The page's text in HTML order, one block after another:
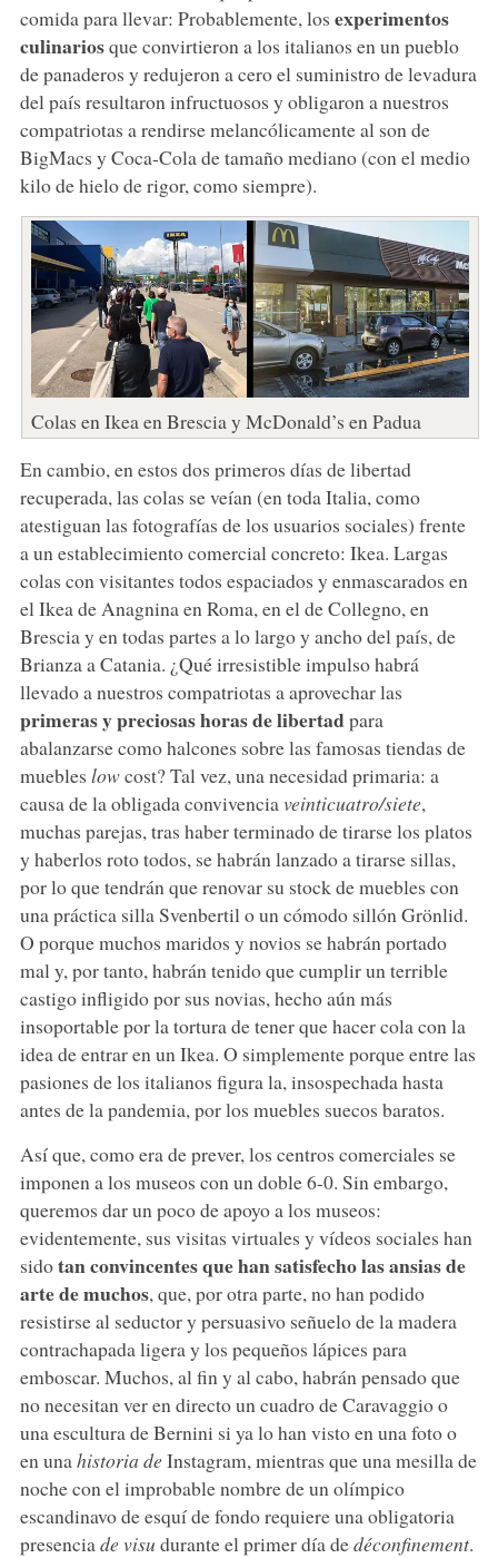
comida para llevar: Probablemente, los experimentos
culinariosque convirtieron a los italianos en un pueblo
de panaderos y redujeron a cero el suministro de levadura
del país resultaron infructuosos y obligaron a nuestros
compatriotas a rendirse melancólicamente al son de
BigMacs y Coca-Cola de tamaño mediano (con el medio
kilo de hielo de rigor, como siempre).
Colas en Ikea en Brescia y McDonald’s en Padua
En cambio, en estos dos primeros días de libertad
recuperada, las colas se veían (en toda Italia, como
atestiguan las fotografías de los usuarios sociales) frente
a un establecimiento comercial concreto: Ikea. Largas
colas con visitantes todos espaciados y enmascarados en
el Ikea de Anagnina en Roma, en el de Collegno, en
Brescia y en todas partes a lo largo y ancho del país, de
Brianza a Catania. ¿Qué irresistible impulso habrá
llevado a nuestros compatriotas a aprovechar las
primeras y preciosas horas de libertadpara
abalanzarse como halcones sobre las famosas tiendas de
muebles lowcost? Tal vez, una necesidad primaria: a
causa de la obligada convivencia veinticuatro/siete,
muchas parejas, tras haber terminado de tirarse los platos
y haberlos roto todos, se habrán lanzado a tirarse sillas,
por lo que tendrán que renovar su stock de muebles con
una práctica silla Svenbertil o un cómodo sillón Grönlid.
O porque muchos maridos y novios se habrán portado
mal y, por tanto, habrán tenido que cumplir un terrible
castigo infligido por sus novias, hecho aún más
insoportable por la tortura de tener que hacer cola con la
idea de entrar en un Ikea. O simplemente porque entre las
pasiones de los italianos figura la, insospechada hasta
antes de la pandemia, por los muebles suecos baratos.
Así que, como era de prever, los centros comerciales se
imponen a los museos con un doble 6-0. Sin embargo,
queremos dar un poco de apoyo a los museos:
evidentemente, sus visitas virtuales y vídeos sociales han
sidotan convincentes que han satisfecho las ansias de
arte de muchos, que, por otra parte, no han podido
resistirse al seductor y persuasivo señuelo de la madera
contrachapada ligera y los pequeños lápices para
emboscar. Muchos, al fin y al cabo, habrán pensado que
no necesitan ver en directo un cuadro de Caravaggio o
una escultura de Bernini si ya lo han visto en una foto o
en una historia deInstagram, mientras que una mesilla de
noche con el improbable nombre de un olímpico
escandinavo de esquí de fondo requiere una obligatoria
presencia de visu durante el primer día dedéconfinement.